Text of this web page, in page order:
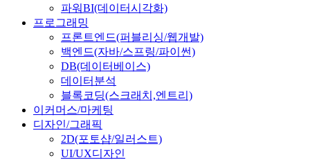
파워BI(데이터시각화)
프로그래밍
프론트엔드(퍼블리싱/웹개발)
백엔드(자바/스프링/파이썬)
DB(데이터베이스)
데이터분석
블록코딩(스크래치,엔트리)
이커머스/마케팅
디자인/그래픽
2D(포토샵/일러스트)
UI/UX디자인